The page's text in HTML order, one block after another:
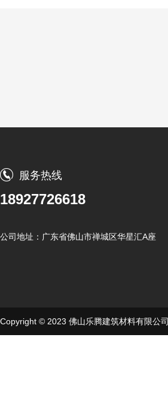
服务热线
18927726618
公司地址：广东省佛山市禅城区华星汇A座
Copyright © 2023 佛山乐腾建筑材料有限公司